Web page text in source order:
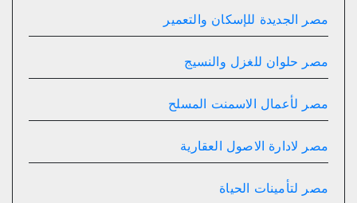
مصر الجديدة للإسكان والتعمير
مصر حلوان للغزل والنسيج
مصر لأعمال الاسمنت المسلح
مصر لادارة الاصول العقارية
مصر لتأمينات الحياة